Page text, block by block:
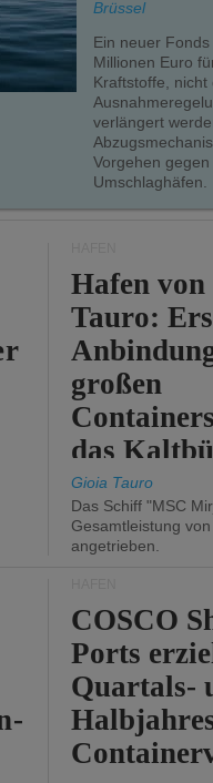
teilweise.
Brüssel
Ein neuer
Millionen Euro
Kraftstoffe, nicht
verlängert
Vorgehen
Umschlaghäfen.
Hafen
Tauro:
großen
das
Gioia Tauro
Das Schiff "MSC
Gesamtleistung
angetrieben.
COSCO
Ports
Quartals-